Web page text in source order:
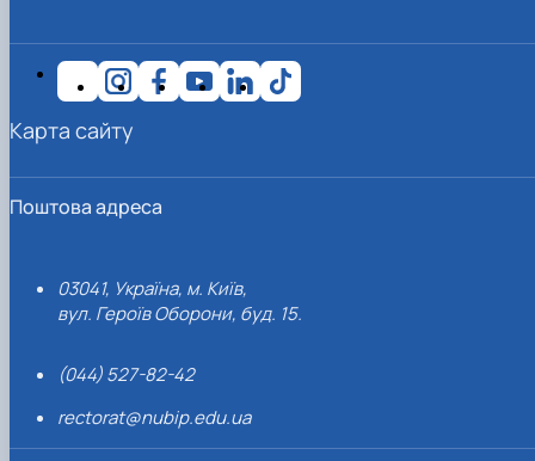
Поштова адреса
03041, Україна, м. Київ,
вул. Героїв Оборони, буд. 15.
(044) 527-82-42
rectorat@nubip.edu.ua
Карта сайту